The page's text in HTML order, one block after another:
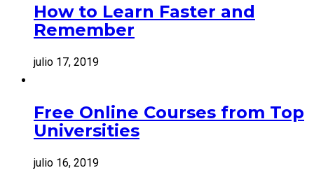
How to Learn Faster and
Remember
julio 17, 2019
Free Online Courses from Top
Universities
julio 16, 2019